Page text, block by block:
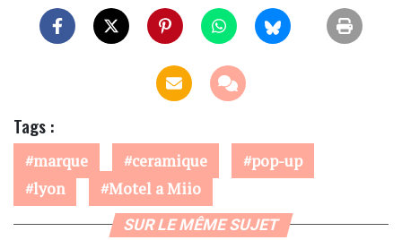
Tags :
marque ceramique
pop-up
lyon
Motel a Miio
SUR LE MÊME SUJET